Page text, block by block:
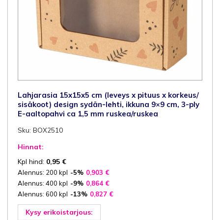
Lahjarasia 15x15x5 cm (leveys x pituus x korkeus/
sisäkoot) design sydän-lehti, ikkuna 9×9 cm, 3-ply
E-aaltopahvi ca 1,5 mm ruskea/ruskea
Sku: BOX2510
Hinnat:
Kpl hind: 0,95 €
Alennus: 200 kpl -5% 0,903 €
Alennus: 400 kpl -9% 0,864 €
Alennus: 600 kpl -13% 0,827 €
Kysy erikoistarjous: